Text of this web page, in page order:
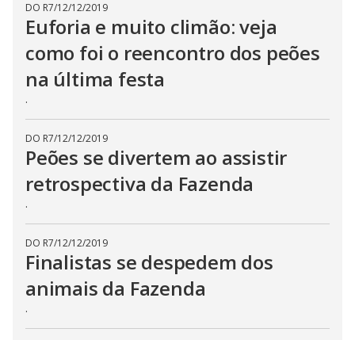
DO R7/12/12/2019
Euforia e muito climão: veja
como foi o reencontro dos peões
na última festa
.
DO R7/12/12/2019
Peões se divertem ao assistir
retrospectiva da Fazenda
.
DO R7/12/12/2019
Finalistas se despedem dos
animais da Fazenda
.